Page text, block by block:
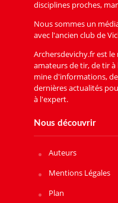
disciplines proches,
Nous sommes un
avec l'ancien club de
Archersdevichy.fr est
amateurs de tir, de tir
mine d'informations,
dernières actualités
à l'expert.
Nous découvrir
Auteurs
Mentions Légales
Plan